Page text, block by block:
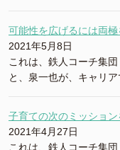
可能性を広げるには両
2021年5月8日
これは、鉄人コーチ集
と、泉一也が、キャリ
子育ての次のミッショ
2021年4月27日
これは、鉄人コーチ集